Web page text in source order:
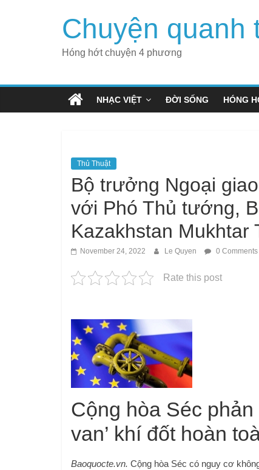
Chuyện quanh
Hóng hớt chuyện 4 phương
NHẠC VIỆT ĐỜI SỐNG HÓNG
Thủ Thuật
Bộ trưởng Ngoại
với Phó Thủ tướng,
Kazakhstan Mukhtar
November 24, 2022 Le Quyen 0 Comments
Rate this post
Cộng hòa Séc
van’ khí đốt hoàn
Baoquocte.vn. Cộng hòa Séc có nguy cơ